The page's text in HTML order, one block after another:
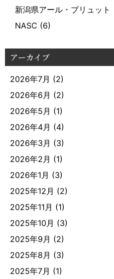
新潟県アール・ブリュット
NASC (6)
アーカイブ
2026年7月 (2)
2026年6月 (2)
2026年5月 (1)
2026年4月 (4)
2026年3月 (3)
2026年2月 (1)
2026年1月 (3)
2025年12月 (2)
2025年11月 (1)
2025年10月 (3)
2025年9月 (2)
2025年8月 (3)
2025年7月 (1)